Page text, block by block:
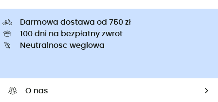
Darmowa dostawa od 750 zł
100 dni na bezpłatny zwrot
Neutralnosc weglowa
O nas